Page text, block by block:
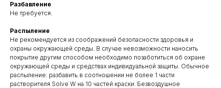
Разбавление
Не требуется.
Распыление
Не рекомендуется из соображений безопасности здоровья и
охраны окружающей среды. В случае невозможности наносить
покрытие другим способом необходимо позаботиться об охране
окружающей среды и средствах индивидуальной защиты. Обычное
распыление: разбавить в соотношении не более 1 части
растворителя Solve W на 10 частей краски. Безвоздушное